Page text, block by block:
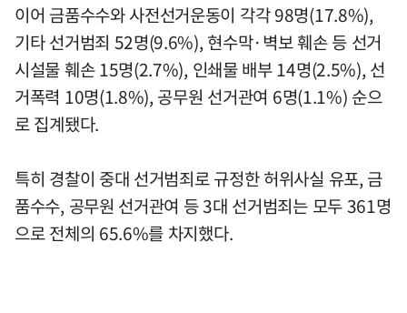
이어 금품수수와 사전선거운동이 각각 98명(17.8%),
기타 선거범죄 52명(9.6%), 현수막·벽보 훼손 등 선거
시설물 훼손 15명(2.7%), 인쇄물 배부 14명(2.5%), 선
거폭력 10명(1.8%), 공무원 선거관여 6명(1.1%) 순으
로 집계됐다.
특히 경찰이 중대 선거범죄로 규정한 허위사실 유포, 금
품수수, 공무원 선거관여 등 3대 선거범죄는 모두 361명
으로 전체의 65.6%를 차지했다.